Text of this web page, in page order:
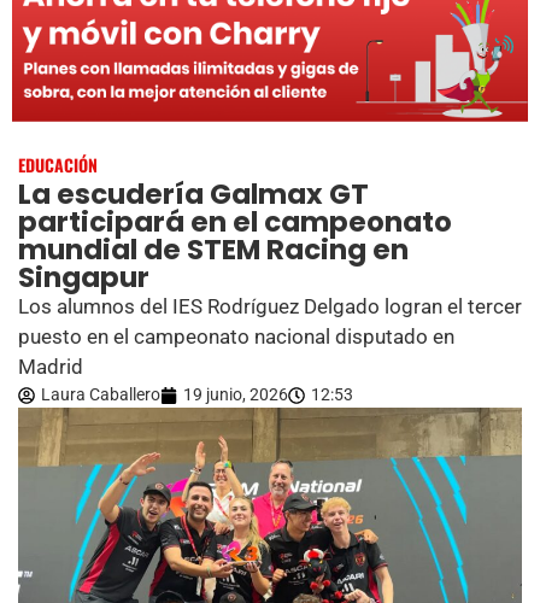
EDUCACIÓN
La escudería Galmax GT
participará en el campeonato
mundial de STEM Racing en
Singapur
Los alumnos del IES Rodríguez Delgado logran el tercer
puesto en el campeonato nacional disputado en
Madrid
Laura Caballero 19 junio, 2026 12:53